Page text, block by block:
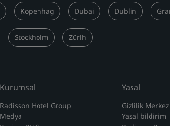
Kopenhag Dubai Dublin
Stockholm Zürih
Kurumsal
Radisson Hotel Group
Medya
Yasal
Gizlilik Merkezi
Yasal bildirim